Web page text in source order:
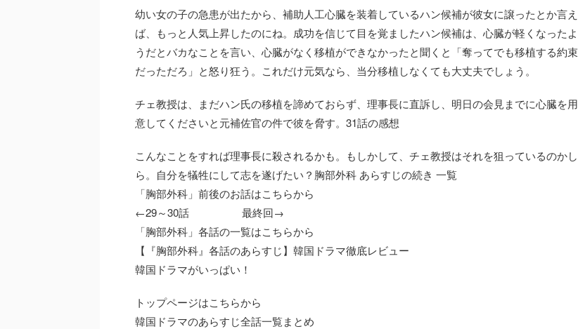
幼い女の子の急患が出たから、補助人工心臓を装着しているハン候補が彼女に譲ったとか言え
ば、もっと人気上昇したのにね。成功を信じて目を覚ましたハン候補は、心臓が軽くなったよ
うだとバカなことを言い、心臓がなく移植ができなかったと聞くと「奪ってでも移植する約束
だっただろ」と怒り狂う。これだけ元気なら、当分移植しなくても大丈夫でしょう。
チェ教授は、まだハン氏の移植を諦めておらず、理事長に直訴し、明日の会見までに心臓を用
意してくださいと元補佐官の件で彼を脅す。31話の感想
こんなことをすれば理事長に殺されるかも。もしかして、チェ教授はそれを狙っているのかし
ら。自分を犠牲にして志を遂げたい？胸部外科 あらすじの続き 一覧
「胸部外科」前後のお話はこちらから
←29～30話 最終回→
「胸部外科」各話の一覧はこちらから
【『胸部外科』各話のあらすじ】韓国ドラマ徹底レビュー
韓国ドラマがいっぱい！
トップページはこちらから
韓国ドラマのあらすじ全話一覧まとめ